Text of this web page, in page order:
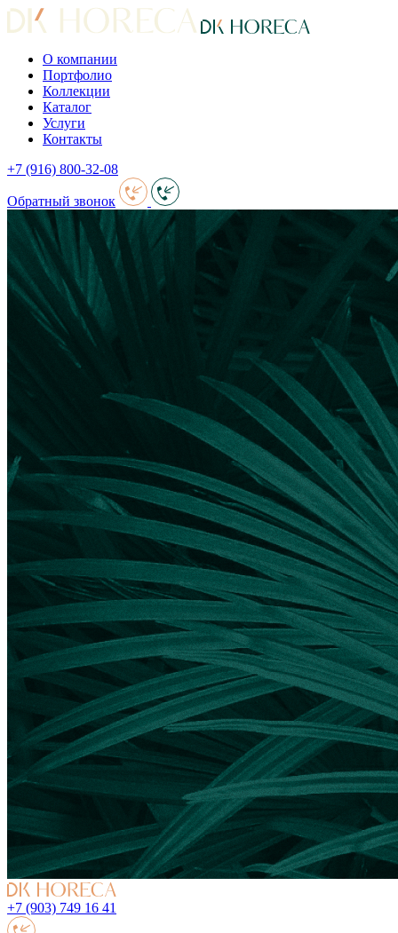
О компании
Портфолио
Коллекции
Каталог
Услуги
Контакты
+7 (916) 800-32-08
Обратный звонок
+7 (903) 749 16 41